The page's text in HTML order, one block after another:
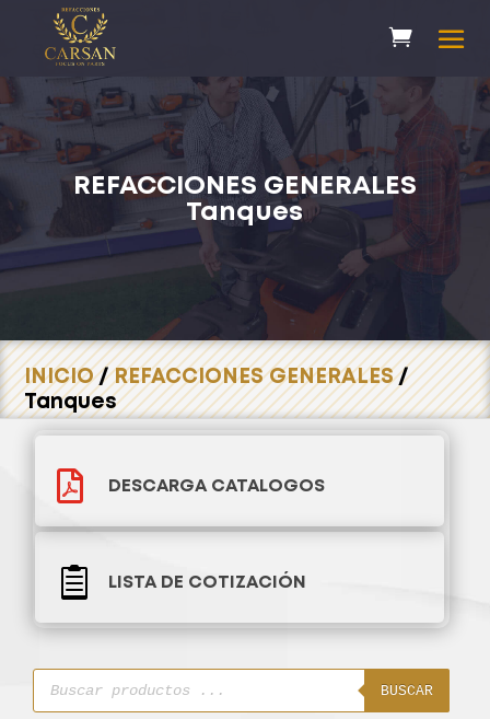
REFACCIONES GENERALES
Tanques
INICIO/REFACCIONES GENERALES/
Tanques
 DESCARGA CATALOGOS
 LISTA DE COTIZACIÓN
Búsqueda
productos
BUSCAR